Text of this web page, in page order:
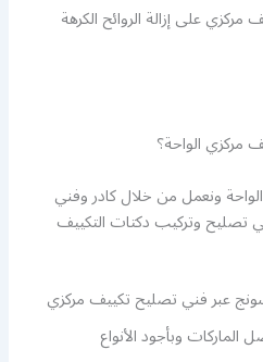
على إزالة الروائح الكرهة
الواحة؟
ونعمل من خلال كادر وفني
تصليح وتركيب دكتات التكييف
عبر فني تصليح تكييف مركزي
الماركات وبأجود الأنواع